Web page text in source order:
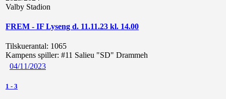
Valby Stadion
FREM - IF Lyseng d. 11.11.23 kl. 14.00
Tilskuerantal: 1065
Kampens spiller: #11 Salieu "SD" Drammeh
04/11/2023
1 - 3